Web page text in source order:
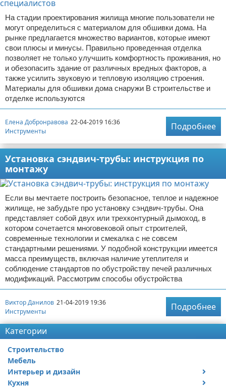
На стадии проектирования жилища многие пользователи не
могут определиться с материалом для обшивки дома. На
рынке предлагается множество вариантов, которые имеют
свои плюсы и минусы. Правильно проведенная отделка
позволяет не только улучшить комфортность проживания, но
и обезопасить здание от различных вредных факторов, а
также усилить звуковую и тепловую изоляцию строения.
Материалы для обшивки дома снаружи В строительстве и
отделке используются
Елена Добронравова 22-04-2019 16:36
Инструменты
Подробнее
Установка сэндвич-трубы: инструкция по
монтажу
Если вы мечтаете построить безопасное, теплое и надежное
жилище, не забудьте про установку сэндвич-трубы. Она
представляет собой двух или трехконтурный дымоход, в
котором сочетается многовековой опыт строителей,
современные технологии и смекалка с не совсем
стандартными решениями. У подобной конструкции имеется
масса преимуществ, включая наличие утеплителя и
соблюдение стандартов по обустройству печей различных
модификаций. Рассмотрим способы обустройства
Виктор Данилов 21-04-2019 19:36
Инструменты
Подробнее
Категории
Строительство
Мебель
Интерьер и дизайн
Дизайн дачи
Кухня